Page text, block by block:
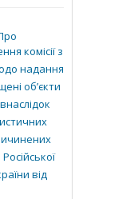
комісії з
надання
об’єкти
від